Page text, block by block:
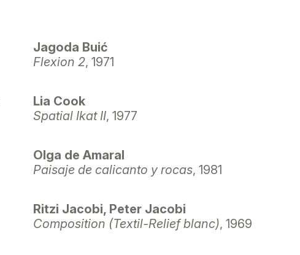
Jagoda Buić
Flexion 2, 1971
Lia Cook
Spatial Ikat II, 1977
Olga de Amaral
Paisaje de calicanto y rocas, 1981
Ritzi Jacobi, Peter Jacobi
Composition (Textil-Relief blanc), 1969